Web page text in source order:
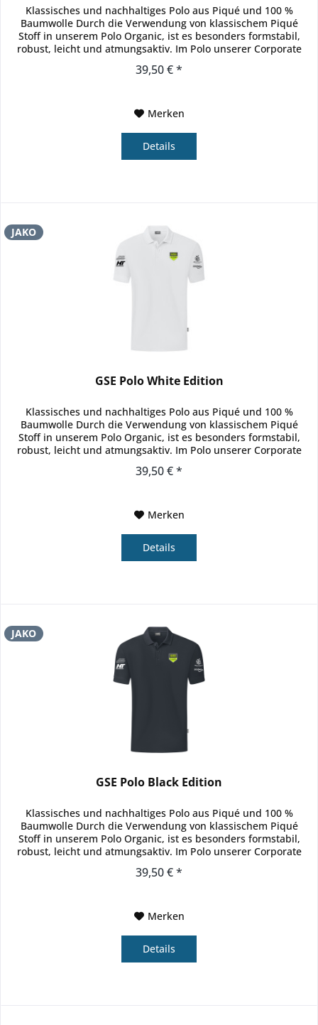
Klassisches und nachhaltiges Polo aus Piqué und 100 %
Baumwolle Durch die Verwendung von klassischem Piqué
Stoff in unserem Polo Organic, ist es besonders formstabil,
robust, leicht und atmungsaktiv. Im Polo unserer Corporate
39,50 € *
Merken
Details
JAKO
GSE Polo White Edition
Klassisches und nachhaltiges Polo aus Piqué und 100 %
Baumwolle Durch die Verwendung von klassischem Piqué
Stoff in unserem Polo Organic, ist es besonders formstabil,
robust, leicht und atmungsaktiv. Im Polo unserer Corporate
39,50 € *
Merken
Details
JAKO
GSE Polo Black Edition
Klassisches und nachhaltiges Polo aus Piqué und 100 %
Baumwolle Durch die Verwendung von klassischem Piqué
Stoff in unserem Polo Organic, ist es besonders formstabil,
robust, leicht und atmungsaktiv. Im Polo unserer Corporate
39,50 € *
Merken
Details